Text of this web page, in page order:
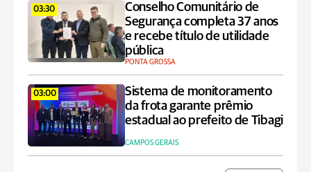
03:30
Conselho Comunitário de
Segurança completa 37 anos
e recebe título de utilidade
pública
PONTA GROSSA
03:00
Sistema de monitoramento
da frota garante prêmio
estadual ao prefeito de Tibagi
CAMPOS GERAIS